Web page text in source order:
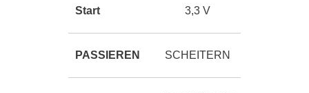
Start 3,3 V
PASSIEREN SCHEITERN